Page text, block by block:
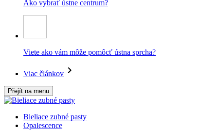
Ako vybrať ústne centrum?
Viete ako vám môže pomôcť ústna sprcha?
Viac článkov
Přejít na menu
Bieliace zubné pasty
Opalescence